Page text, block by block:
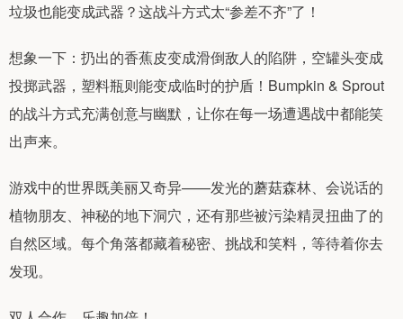
垃圾也能变成武器？这战斗方式太“参差不齐”了！
想象一下：扔出的香蕉皮变成滑倒敌人的陷阱，空罐头变成
投掷武器，塑料瓶则能变成临时的护盾！Bumpkin & Sprout
的战斗方式充满创意与幽默，让你在每一场遭遇战中都能笑
出声来。
游戏中的世界既美丽又奇异——发光的蘑菇森林、会说话的
植物朋友、神秘的地下洞穴，还有那些被污染精灵扭曲了的
自然区域。每个角落都藏着秘密、挑战和笑料，等待着你去
发现。